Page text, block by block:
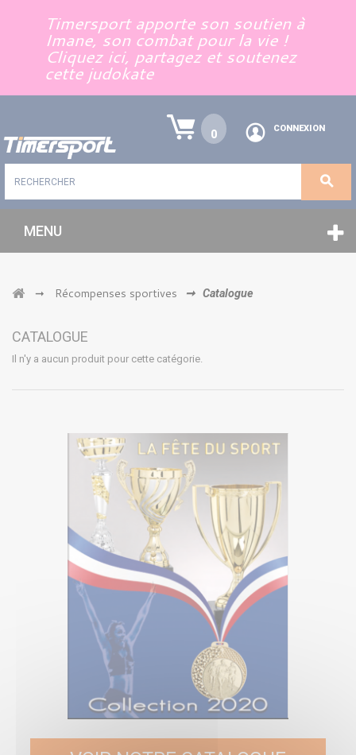
Timersport apporte son soutien à
Imane, son combat pour la vie !
Cliquez ici, partagez et soutenez
cette judokate
0 CONNEXION
MENU
➞ Récompenses sportives ➞ Catalogue
CATALOGUE
Il n'y a aucun produit pour cette catégorie.